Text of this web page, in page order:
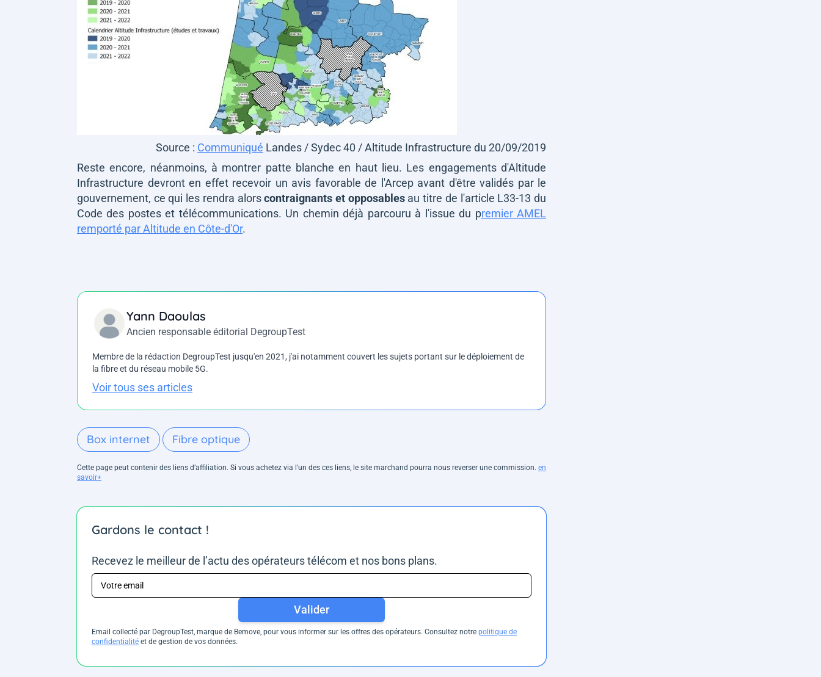
Source : Communiqué Landes / Sydec 40 / Altitude Infrastructure du 20/09/2019
Reste encore, néanmoins, à montrer patte blanche en haut lieu. Les engagements d'Altitude
Infrastructure devront en effet recevoir un avis favorable de l'Arcep avant d'être validés par le
gouvernement, ce qui les rendra alorscontraignants et opposablesau titre de l'article L33-13 du
Code des postes et télécommunications. Un chemin déjà parcouru à l'issue du premier AMEL
remporté par Altitude en Côte-d'Or.
Yann Daoulas
Ancien responsable éditorial DegroupTest
Membre de la rédaction DegroupTest jusqu'en 2021, j'ai notamment couvert les sujets portant sur le déploiement de
la fibre et du réseau mobile 5G.
Voir tous ses articles
Box internet Fibre optique
Cette page peut contenir des liens d’affiliation. Si vous achetez via l'un des ces liens, le site marchand pourra nous reverser une commission. en
savoir+
Gardons le contact !
Recevez le meilleur de l’actu des opérateurs télécom et nos bons plans.
Valider
Email collecté par DegroupTest, marque de Bemove, pour vous informer sur les offres des opérateurs. Consultez notre politique de
confidentialité et de gestion de vos données.